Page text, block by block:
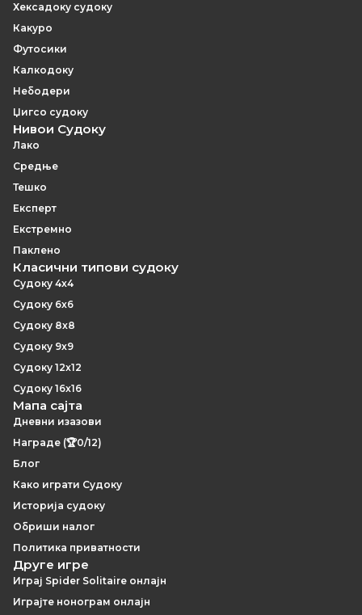
Хексадоку судоку
Какуро
Футосики
Калкодоку
Небодери
Џигсо судоку
Нивои Судоку
Лако
Средње
Тешко
Експерт
Екстремно
Паклено
Класични типови судоку
Судоку 4x4
Судоку 6x6
Судоку 8x8
Судоку 9x9
Судоку 12x12
Судоку 16x16
Мапа сајта
Дневни изазови
Награде (🏆0/12)
Блог
Како играти Судоку
Историја судоку
Обриши налог
Политика приватности
Друге игре
Играј Spider Solitaire онлајн
Играјте нонограм онлајн